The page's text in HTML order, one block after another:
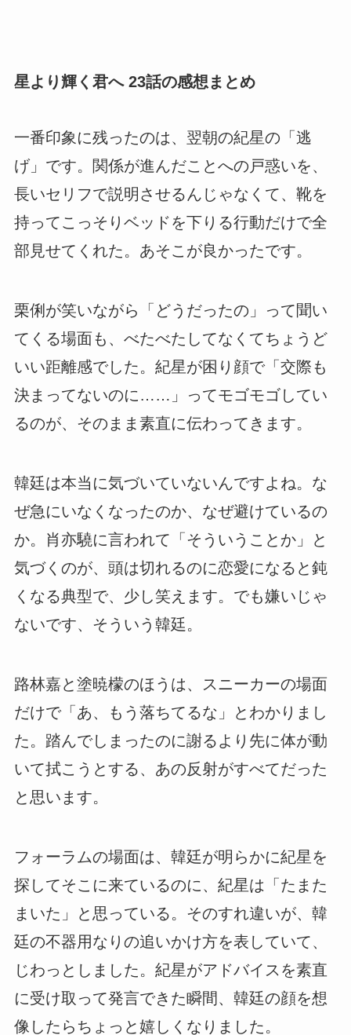
星より輝く君へ 23話の感想まとめ
一番印象に残ったのは、翌朝の紀星の「逃
げ」です。関係が進んだことへの戸惑いを、
長いセリフで説明させるんじゃなくて、靴を
持ってこっそりベッドを下りる行動だけで全
部見せてくれた。あそこが良かったです。
栗俐が笑いながら「どうだったの」って聞い
てくる場面も、べたべたしてなくてちょうど
いい距離感でした。紀星が困り顔で「交際も
決まってないのに……」ってモゴモゴしてい
るのが、そのまま素直に伝わってきます。
韓廷は本当に気づいていないんですよね。な
ぜ急にいなくなったのか、なぜ避けているの
か。肖亦驍に言われて「そういうことか」と
気づくのが、頭は切れるのに恋愛になると鈍
くなる典型で、少し笑えます。でも嫌いじゃ
ないです、そういう韓廷。
路林嘉と塗暁檬のほうは、スニーカーの場面
だけで「あ、もう落ちてるな」とわかりまし
た。踏んでしまったのに謝るより先に体が動
いて拭こうとする、あの反射がすべてだった
と思います。
フォーラムの場面は、韓廷が明らかに紀星を
探してそこに来ているのに、紀星は「たまた
まいた」と思っている。そのすれ違いが、韓
廷の不器用なりの追いかけ方を表していて、
じわっとしました。紀星がアドバイスを素直
に受け取って発言できた瞬間、韓廷の顔を想
像したらちょっと嬉しくなりました。